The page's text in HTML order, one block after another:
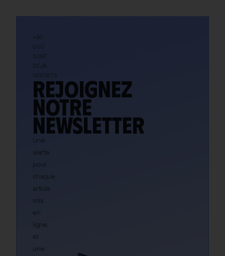
+30
000
SONT
DÉJÀ
INSCRITS
Rejoignez
notre
newsletter
Une
alerte
pour
chaque
article
mis
en
ligne,
et
une